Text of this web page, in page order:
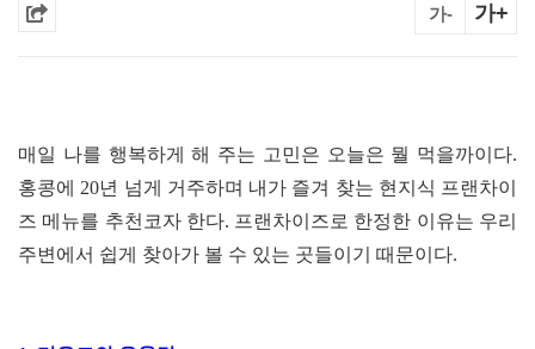
가- 가+
매일 나를 행복하게 해 주는 고민은 오늘은 뭘 먹을까이다.
홍콩에 20년 넘게 거주하며 내가 즐겨 찾는 현지식 프랜차이
즈 메뉴를 추천코자 한다. 프랜차이즈로 한정한 이유는 우리
주변에서 쉽게 찾아가 볼 수 있는 곳들이기 때문이다.